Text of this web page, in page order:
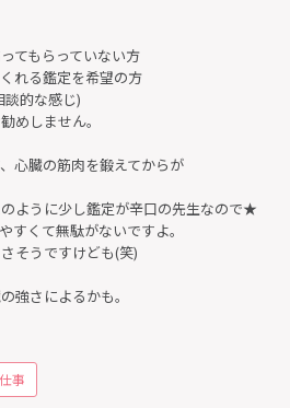
てもらっていない方
れる鑑定を希望の方
談的な感じ)
めしません。
心臓の筋肉を鍛えてからが
ように少し鑑定が辛口の先生なので★
すくて無駄がないですよ。
そうですけども(笑)
強さによるかも。
仕事